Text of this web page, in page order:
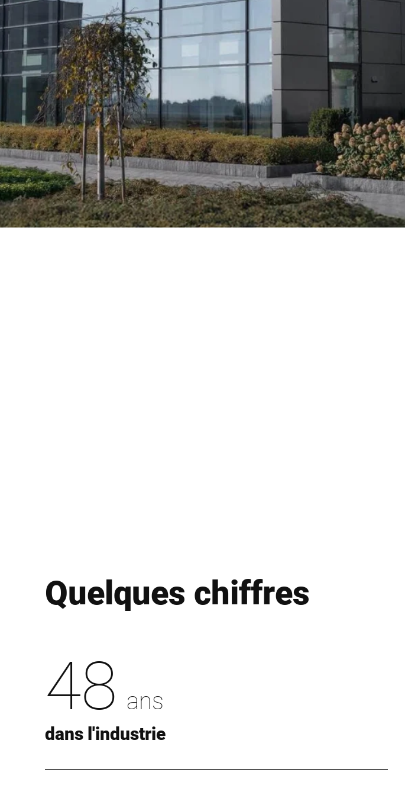
Quelques chiffres
48 ans
dans l'industrie